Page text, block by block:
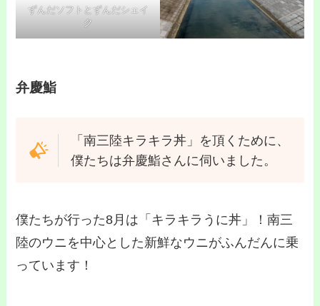
ずんだソフトとずんだシェイ
ク
弁慶鮨
「南三陸キラキラ丼」を頂くために、
僕たちは弁慶鮨さんに伺いました。
僕たちが行った8月は「キラキラうに丼」！南三
陸のウニを中心とした新鮮なウニがふんだんに乗
っています！